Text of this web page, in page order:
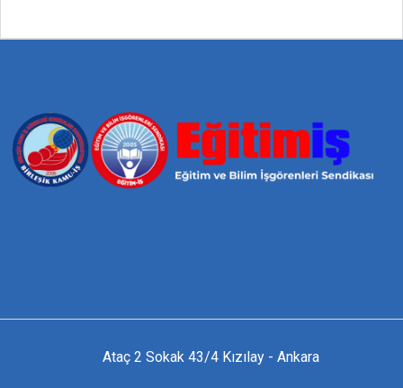
Ataç 2 Sokak 43/4 Kızılay - Ankara